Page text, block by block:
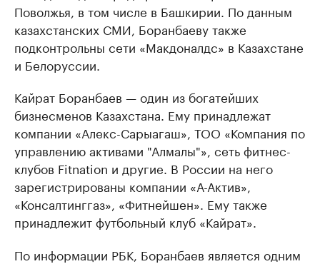
Поволжья, в том числе в Башкирии. По данным
казахстанских СМИ, Боранбаеву также
подконтрольны сети «Макдоналдс» в Казахстане
и Белоруссии.
Кайрат Боранбаев — один из богатейших
бизнесменов Казахстана. Ему принадлежат
компании «Алекс-Сарыагаш», ТОО «Компания по
управлению активами "Алмалы"», сеть фитнес-
клубов Fitnation и другие. В России на него
зарегистрированы компании «А-Актив»,
«Консалтинггаз», «Фитнейшен». Ему также
принадлежит футбольный клуб «Кайрат».
По информации РБК, Боранбаев является одним